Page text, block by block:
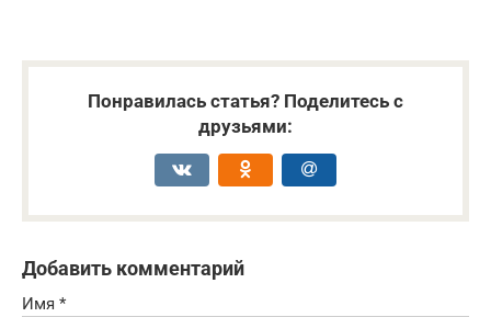
Понравилась статья? Поделитесь с
друзьями:
Добавить комментарий
Имя *